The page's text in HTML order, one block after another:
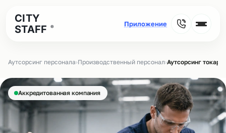
CITY
STAFF
®
Аутсорсинг персонала›Производственный персонал›Аутсорсинг
Аккредитованная компания